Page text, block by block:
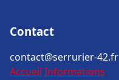
Contact
contact@serrurier-42.fr
Accueil Informations